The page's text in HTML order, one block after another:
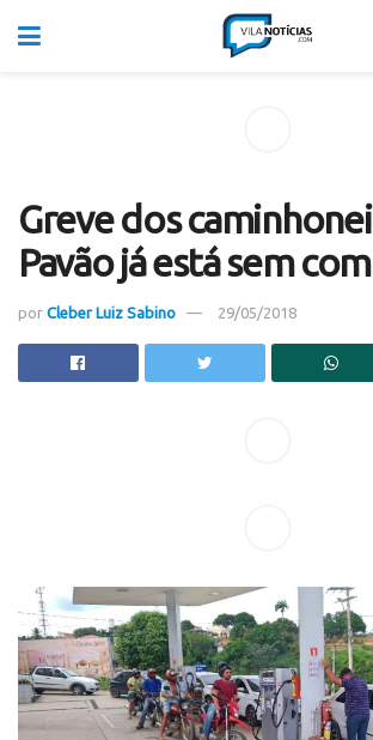
Greve dos
Pavão já está sem
por Cleber Luiz Sabino 29/05/2018